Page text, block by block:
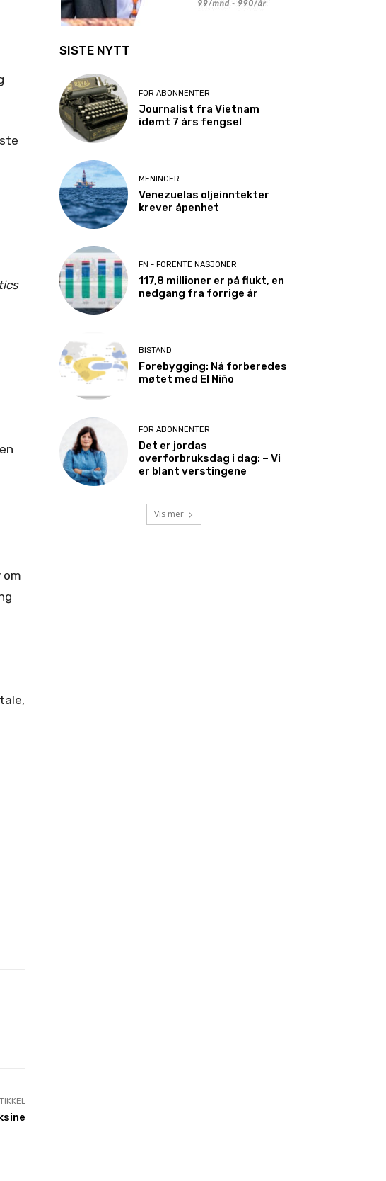
SISTE NYTT
FOR ABONNENTER
Journalist fra Vietnam
idømt 7 års fengsel
MENINGER
Venezuelas oljeinntekter
krever åpenhet
FN - FORENTE NASJONER
117,8 millioner er på flukt, en
nedgang fra forrige år
BISTAND
Forebygging: Nå forberedes
møtet med El Niño
FOR ABONNENTER
Det er jordas
overforbruksdag i dag: – Vi
er blant verstingene
Vis mer